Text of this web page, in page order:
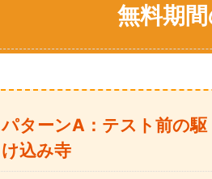
無料期
パターンA：テスト前の駆
け込み寺